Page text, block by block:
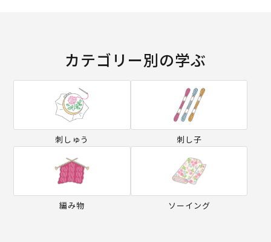
カテゴリー別の学ぶ
刺しゅう 刺し子
編み物 ソーイング